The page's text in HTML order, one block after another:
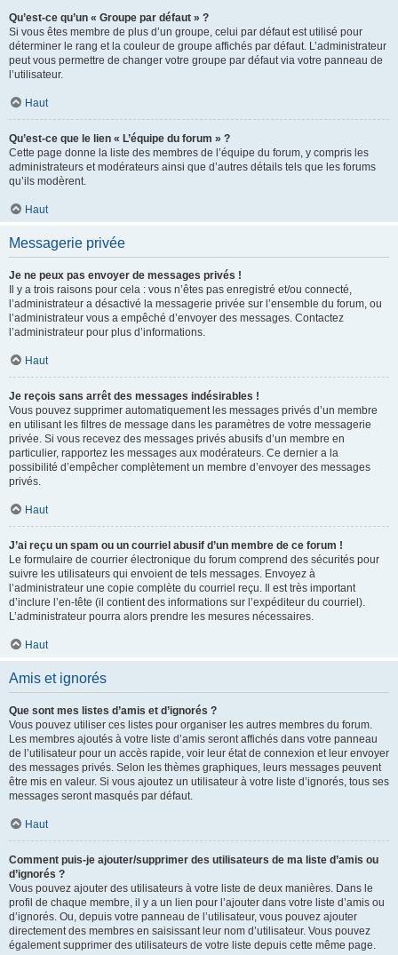
Qu’est-ce qu’un « Groupe par défaut » ?
Si vous êtes membre de plus d’un groupe, celui par défaut est utilisé pour
déterminer le rang et la couleur de groupe affichés par défaut. L’administrateur
peut vous permettre de changer votre groupe par défaut via votre panneau de
l’utilisateur.
Haut
Qu’est-ce que le lien « L’équipe du forum » ?
Cette page donne la liste des membres de l’équipe du forum, y compris les
administrateurs et modérateurs ainsi que d’autres détails tels que les forums
qu’ils modèrent.
Haut
Messagerie privée
Je ne peux pas envoyer de messages privés !
Il y a trois raisons pour cela : vous n’êtes pas enregistré et/ou connecté,
l’administrateur a désactivé la messagerie privée sur l’ensemble du forum, ou
l’administrateur vous a empêché d’envoyer des messages. Contactez
l’administrateur pour plus d’informations.
Haut
Je reçois sans arrêt des messages indésirables !
Vous pouvez supprimer automatiquement les messages privés d’un membre
en utilisant les filtres de message dans les paramètres de votre messagerie
privée. Si vous recevez des messages privés abusifs d’un membre en
particulier, rapportez les messages aux modérateurs. Ce dernier a la
possibilité d’empêcher complètement un membre d’envoyer des messages
privés.
Haut
J’ai reçu un spam ou un courriel abusif d’un membre de ce forum !
Le formulaire de courrier électronique du forum comprend des sécurités pour
suivre les utilisateurs qui envoient de tels messages. Envoyez à
l’administrateur une copie complète du courriel reçu. Il est très important
d’inclure l’en-tête (il contient des informations sur l’expéditeur du courriel).
L’administrateur pourra alors prendre les mesures nécessaires.
Haut
Amis et ignorés
Que sont mes listes d’amis et d’ignorés ?
Vous pouvez utiliser ces listes pour organiser les autres membres du forum.
Les membres ajoutés à votre liste d’amis seront affichés dans votre panneau
de l’utilisateur pour un accès rapide, voir leur état de connexion et leur envoyer
des messages privés. Selon les thèmes graphiques, leurs messages peuvent
être mis en valeur. Si vous ajoutez un utilisateur à votre liste d’ignorés, tous ses
messages seront masqués par défaut.
Haut
Comment puis-je ajouter/supprimer des utilisateurs de ma liste d’amis ou
d’ignorés ?
Vous pouvez ajouter des utilisateurs à votre liste de deux manières. Dans le
profil de chaque membre, il y a un lien pour l’ajouter dans votre liste d’amis ou
d’ignorés. Ou, depuis votre panneau de l’utilisateur, vous pouvez ajouter
directement des membres en saisissant leur nom d’utilisateur. Vous pouvez
également supprimer des utilisateurs de votre liste depuis cette même page.